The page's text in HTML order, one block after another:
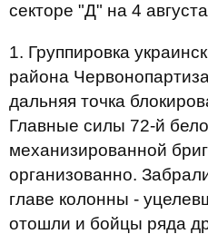
секторе "Д" на 4
1. Группировка
района
дальняя точка
Главные силы 72-й
механизированной
организованно.
главе колонны -
отошли и бойцы ряда